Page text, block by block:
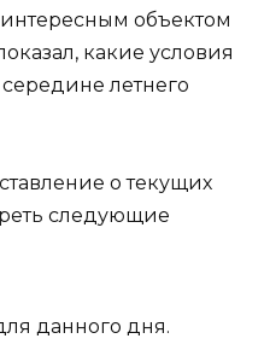
интересным объектом
какие условия
летнего
о текущих
следующие
данного дня.